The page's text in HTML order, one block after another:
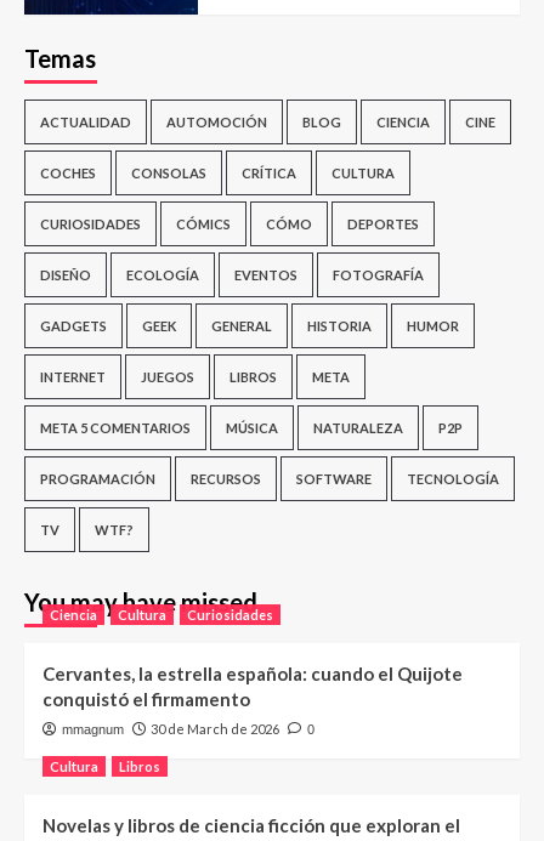
Temas
ACTUALIDAD AUTOMOCIÓN BLOG CIENCIA CINE
COCHES CONSOLAS CRÍTICA CULTURA
CURIOSIDADES CÓMICS CÓMO DEPORTES
DISEÑO ECOLOGÍA EVENTOS FOTOGRAFÍA
GADGETS GEEK GENERAL HISTORIA HUMOR
INTERNET JUEGOS LIBROS META
META 5 COMENTARIOS MÚSICA NATURALEZA P2P
PROGRAMACIÓN RECURSOS SOFTWARE TECNOLOGÍA
TV WTF?
You may have missed
Ciencia Cultura Curiosidades
Cervantes, la estrella española: cuando el Quijote
conquistó el firmamento
mmagnum 30 de March de 2026 0
Cultura Libros
Novelas y libros de ciencia ficción que exploran el